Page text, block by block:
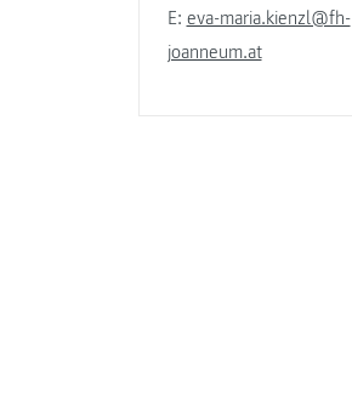
E: eva-maria.kienzl@fh-
joanneum.at